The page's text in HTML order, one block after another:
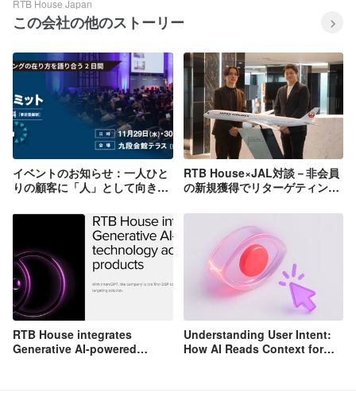
RTB House Japan
この会社の他のストーリー
イベントのお知らせ：一人ひと
りの顧客に「人」として向き合
Cookie時代のデジタルコミュ
ニケーション戦略
RTB House×JAL対談－非会員
の新規獲得でリターゲティング
は[インタビュー]
RTB House integrates
Generative AI-powered
Understanding User Intent:
How AI Reads Context for